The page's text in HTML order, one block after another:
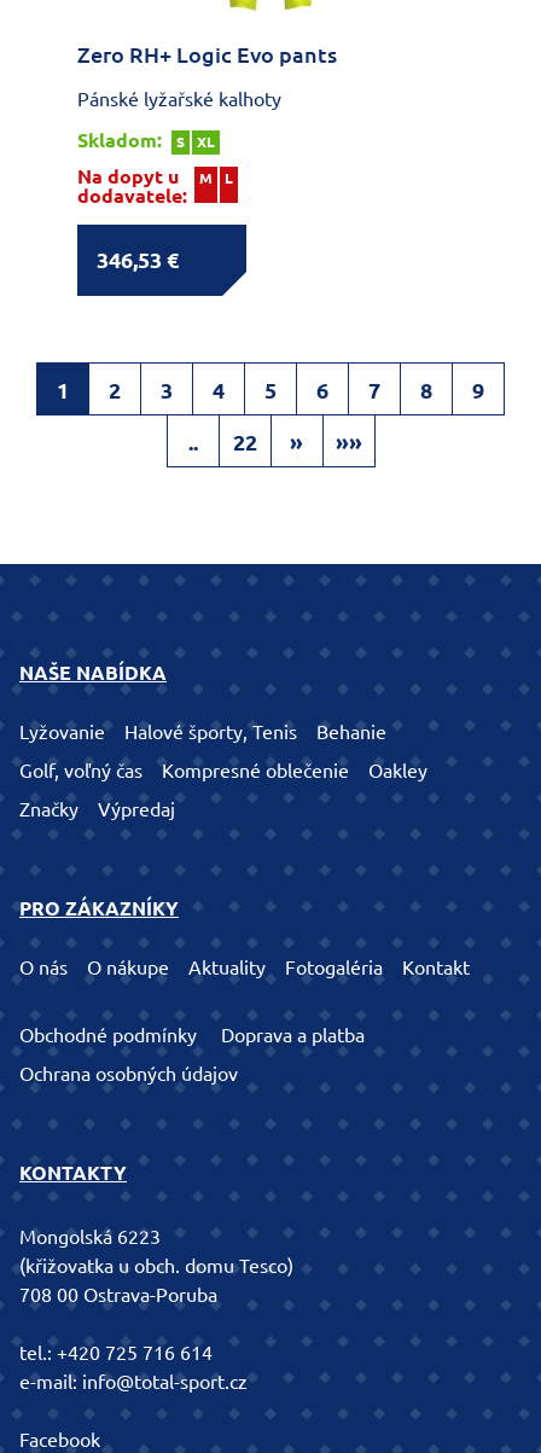
Zero RH+ Logic Evo pants
Pánské lyžařské kalhoty
Skladom:
S XL
Na dopyt u
dodavatele:
M L
346,53 €
1 2 3 4 5 6 7 8 9
.. 22 » »»
NAŠE NABÍDKA
Lyžovanie Halové športy, Tenis
Behanie
Golf, voľný čas
Kompresné oblečenie
Oakley
Značky
Výpredaj
PRO ZÁKAZNÍKY
O nás O nákupe Aktuality Fotogaléria Kontakt
Obchodné podmínky
Doprava a platba
Ochrana osobných údajov
KONTAKTY
Mongolská 6223
(křižovatka u obch. domu Tesco)
708 00 Ostrava-Poruba
tel.:+420 725 716 614
e-mail: info@total-sport.cz
Facebook